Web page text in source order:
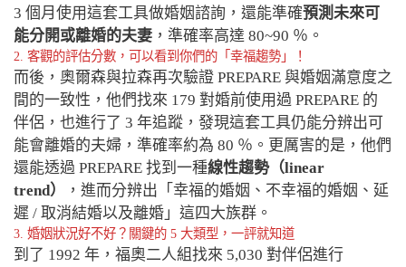
3 個月使用這套工具做婚姻諮詢，還能準確預測未來可
能分開或離婚的夫妻 ，準確率高達 80~90 ％。
2. 客觀的評估分數，可以看到你們的「幸福趨勢」！
而後，奧爾森與拉森再次驗證 PREPARE 與婚姻滿意度之
間的一致性，他們找來 179 對婚前使用過 PREPARE 的
伴侶，也進行了 3 年追蹤，發現這套工具仍能分辨出可
能會離婚的夫婦，準確率約為 80 ％。更厲害的是，他們
還能透過 PREPARE 找到一種線性趨勢（linear
trend）
，進而分辨出「幸福的婚姻、不幸福的婚姻、延
遲 / 取消結婚以及離婚」這四大族群。
3. 婚姻狀況好不好？關鍵的 5 大類型，一評就知道
到了 1992 年，福奧二人組找來 5,030 對伴侶進行